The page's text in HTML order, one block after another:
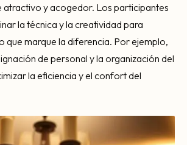
atractivo y acogedor. Los participantes
la técnica y la creatividad para
que marque la diferencia. Por ejemplo,
de personal y la organización del
la eficiencia y el confort del